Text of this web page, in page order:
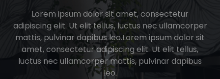
Lorem ipsum dolor sit amet, consectetur
adipiscing elit. Ut elit tellus, luctus nec ullamcorper
mattis, pulvinar dapibus leo.Lorem ipsum dolor sit
amet, consectetur adipiscing elit. Ut elit tellus,
luctus nec ullamcorper mattis, pulvinar dapibus
leo.